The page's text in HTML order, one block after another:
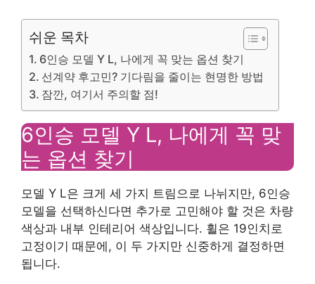
쉬운 목차
6인승 모델 Y L, 나에게 꼭 맞는 옵션 찾기
선계약 후고민? 기다림을 줄이는 현명한 방법
잠깐, 여기서 주의할 점!
6인승 모델 Y L, 나에게 꼭 맞
는 옵션 찾기
모델 Y L은 크게 세 가지 트림으로 나뉘지만, 6인승
모델을 선택하신다면 추가로 고민해야 할 것은 차량
색상과 내부 인테리어 색상입니다. 휠은 19인치로
고정이기 때문에, 이 두 가지만 신중하게 결정하면
됩니다.